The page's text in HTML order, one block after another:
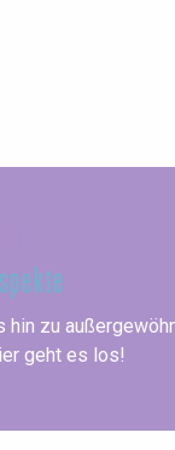
hin zu
geht es los!